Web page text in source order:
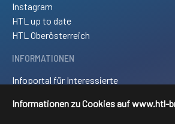
Informationen zu Cookies auf www.htl-
Instagram
HTL up to date
HTL Oberösterreich
INFORMATIONEN
Infoportal für Interessierte
Downloads